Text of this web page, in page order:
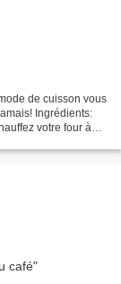
de cuisson vous
Ingrédients:
votre four à